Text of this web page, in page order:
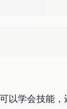
以学会技能，